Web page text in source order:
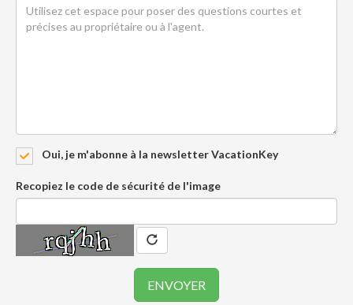
Oui, je m'abonne à la newsletter VacationKey
Recopiez le code de sécurité de l'image